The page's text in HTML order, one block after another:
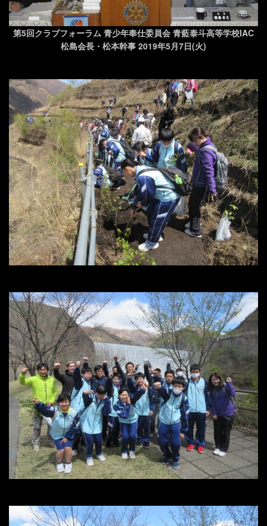
第5回クラブフォーラム 青少年奉仕委員会 青藍泰斗高等学校IAC
松島会長・松本幹事 2019年5月7日(火)